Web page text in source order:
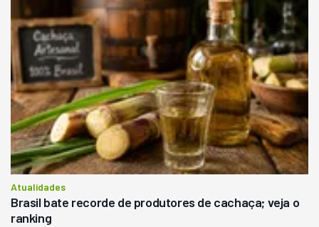
Atualidades
Brasil bate recorde de produtores de cachaça; veja o
ranking